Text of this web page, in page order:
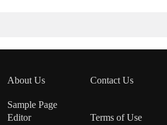
About Us Contact Us
Sample Page
Editor
Terms of Use